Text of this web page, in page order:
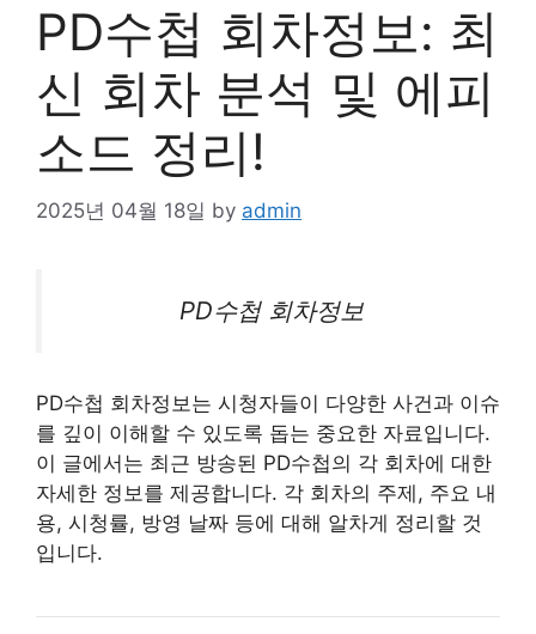
PD수첩 회차정보: 최
신 회차 분석 및 에피
소드 정리!
2025년 04월 18일 by admin
PD수첩 회차정보
PD수첩 회차정보는 시청자들이 다양한 사건과 이슈
를 깊이 이해할 수 있도록 돕는 중요한 자료입니다.
이 글에서는 최근 방송된 PD수첩의 각 회차에 대한
자세한 정보를 제공합니다. 각 회차의 주제, 주요 내
용, 시청률, 방영 날짜 등에 대해 알차게 정리할 것
입니다.